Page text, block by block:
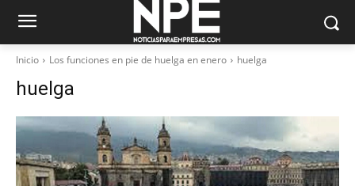
Inicio Los funciones en pie de huelga en enero huelga
huelga